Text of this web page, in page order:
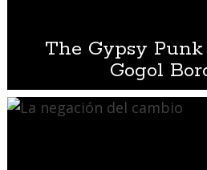
The Gypsy
Gogol